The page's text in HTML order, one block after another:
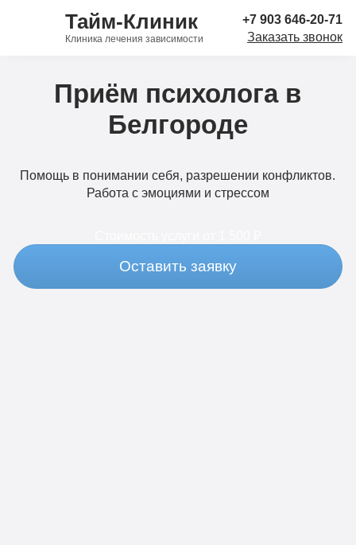
Тайм-Клиник
Клиника лечения зависимости
+7 903 646-20-71
Заказать звонок
Приём психолога в
Белгороде
Помощь в понимании себя, разрешении конфликтов.
Работа с эмоциями и стрессом
Оставить заявку